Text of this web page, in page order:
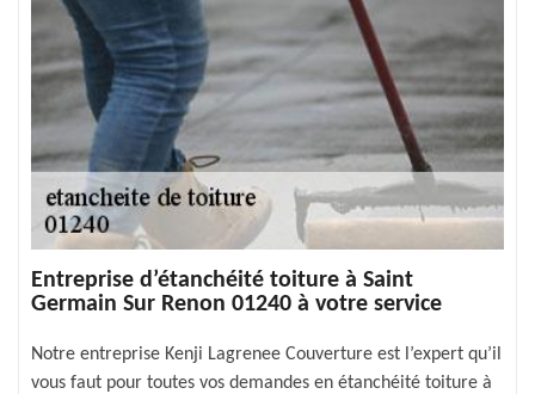
Entreprise d’étanchéité toiture à Saint
Germain Sur Renon 01240 à votre service
Notre entreprise Kenji Lagrenee Couverture est l’expert qu’il
vous faut pour toutes vos demandes en étanchéité toiture à